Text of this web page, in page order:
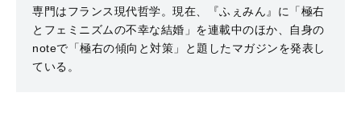
専門はフランス現代哲学。現在、『ふぇみん』に「極右
とフェミニズムの不幸な結婚」を連載中のほか、自身の
noteで「極右の傾向と対策」と題したマガジンを発表し
ている。